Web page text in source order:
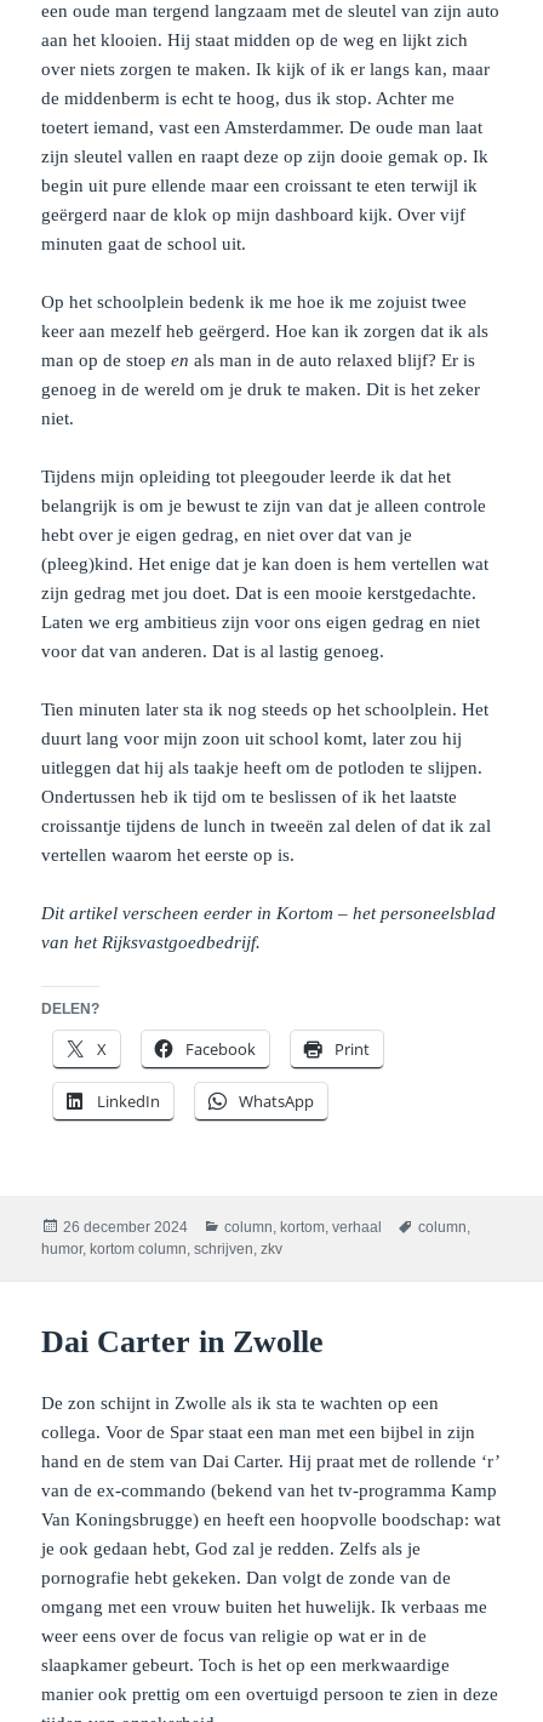
een oude man tergend langzaam met de sleutel van zijn auto
aan het klooien. Hij staat midden op de weg en lijkt zich
over niets zorgen te maken. Ik kijk of ik er langs kan, maar
de middenberm is echt te hoog, dus ik stop. Achter me
toetert iemand, vast een Amsterdammer. De oude man laat
zijn sleutel vallen en raapt deze op zijn dooie gemak op. Ik
begin uit pure ellende maar een croissant te eten terwijl ik
geërgerd naar de klok op mijn dashboard kijk. Over vijf
minuten gaat de school uit.
Op het schoolplein bedenk ik me hoe ik me zojuist twee
keer aan mezelf heb geërgerd. Hoe kan ik zorgen dat ik als
man op de stoepen als man in de auto relaxed blijf? Er is
genoeg in de wereld om je druk te maken. Dit is het zeker
niet.
Tijdens mijn opleiding tot pleegouder leerde ik dat het
belangrijk is om je bewust te zijn van dat je alleen controle
hebt over je eigen gedrag, en niet over dat van je
(pleeg)kind. Het enige dat je kan doen is hem vertellen wat
zijn gedrag met jou doet. Dat is een mooie kerstgedachte.
Laten we erg ambitieus zijn voor ons eigen gedrag en niet
voor dat van anderen. Dat is al lastig genoeg.
Tien minuten later sta ik nog steeds op het schoolplein. Het
duurt lang voor mijn zoon uit school komt, later zou hij
uitleggen dat hij als taakje heeft om de potloden te slijpen.
Ondertussen heb ik tijd om te beslissen of ik het laatste
croissantje tijdens de lunch in tweeën zal delen of dat ik zal
vertellen waarom het eerste op is.
Dit artikel verscheen eerder in Kortom – het personeelsblad
van het Rijksvastgoedbedrijf.
DELEN?
X Facebook Print
LinkedIn WhatsApp
Geplaatst
op
26 december 2024 Categorieën
column, kortom,verhaal Tags
column,
humor, kortom column,schrijven,zkv
Dai Carter in Zwolle
De zon schijnt in Zwolle als ik sta te wachten op een
collega. Voor de Spar staat een man met een bijbel in zijn
hand en de stem van Dai Carter. Hij praat met de rollende ‘r’
van de ex-commando (bekend van het tv-programma Kamp
Van Koningsbrugge) en heeft een hoopvolle boodschap: wat
je ook gedaan hebt, God zal je redden. Zelfs als je
pornografie hebt gekeken. Dan volgt de zonde van de
omgang met een vrouw buiten het huwelijk. Ik verbaas me
weer eens over de focus van religie op wat er in de
slaapkamer gebeurt. Toch is het op een merkwaardige
manier ook prettig om een overtuigd persoon te zien in deze